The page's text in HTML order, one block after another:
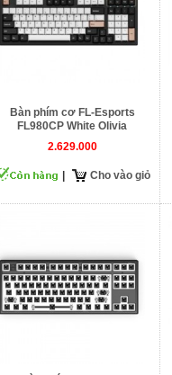
Bàn phím cơ FL-Esports
FL980CP White Olivia
2.629.000
Cho vào giỏ